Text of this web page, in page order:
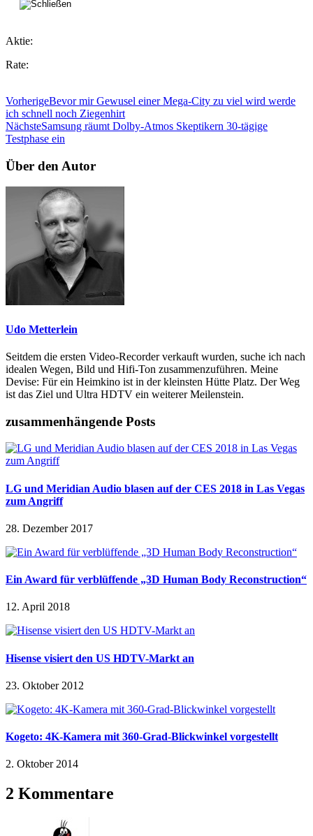
Aktie:
Rate:
VorherigeBevor mir Gewusel einer Mega-City zu viel wird werde
ich schnell noch Ziegenhirt
NächsteSamsung räumt Dolby-Atmos Skeptikern 30-tägige
Testphase ein
Über den Autor
Udo Metterlein
Seitdem die ersten Video-Recorder verkauft wurden, suche ich nach
idealen Wegen, Bild und Hifi-Ton zusammenzuführen. Meine
Devise: Für ein Heimkino ist in der kleinsten Hütte Platz. Der Weg
ist das Ziel und Ultra HDTV ein weiterer Meilenstein.
zusammenhängende Posts
LG und Meridian Audio blasen auf der CES 2018 in Las Vegas
zum Angriff
28. Dezember 2017
Ein Award für verblüffende „3D Human Body Reconstruction“
12. April 2018
Hisense visiert den US HDTV-Markt an
23. Oktober 2012
Kogeto: 4K-Kamera mit 360-Grad-Blickwinkel vorgestellt
2. Oktober 2014
2 Kommentare